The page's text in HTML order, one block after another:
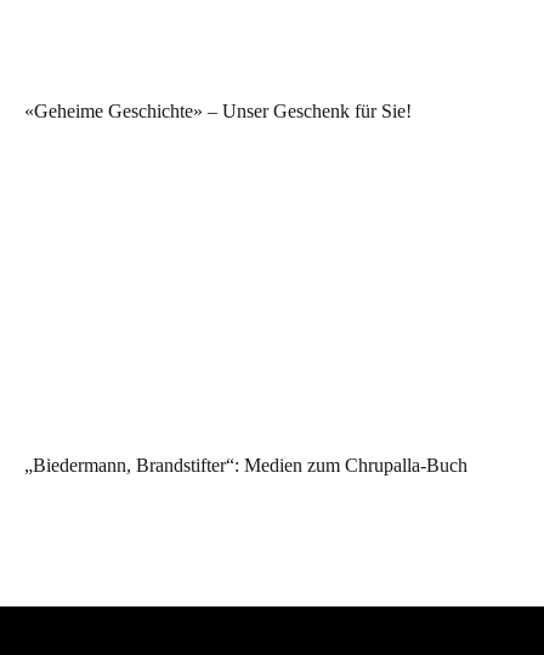
«Geheime Geschichte» – Unser Geschenk für Sie!
„Biedermann, Brandstifter“: Medien zum Chrupalla-Buch